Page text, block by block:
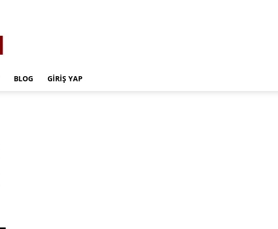
BLOG GIRIŞ YAP